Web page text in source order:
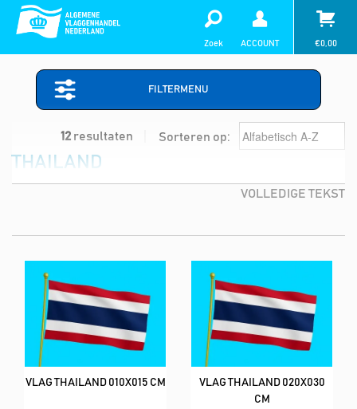
Zoek ACCOUNT €0,00
FILTERMENU
12 resultaten Sorteren op:
THAILAND
VOLLEDIGE TEKST
VLAG THAILAND 010X015 CM
VLAG THAILAND 020X030
CM